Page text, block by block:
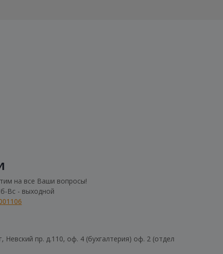
на все Ваши вопросы!
Вс - выходной
Невский пр. д.110, оф. 4 (бухгалтерия) оф. 2 (отдел